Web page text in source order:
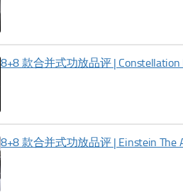
8+8 款合并式功放品评 |
8+8 款合并式功放品评 | Einstein The